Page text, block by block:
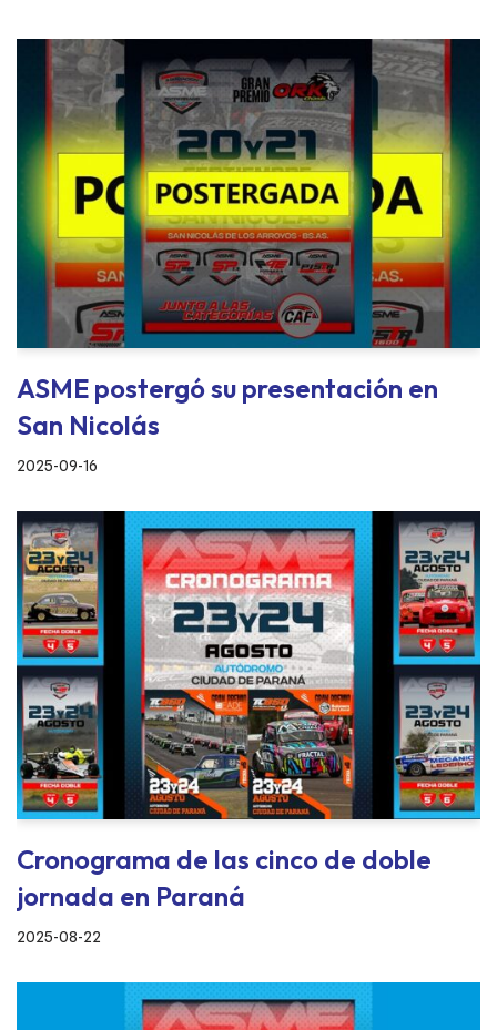
ASME postergó su presentación en
San Nicolás
2025-09-16
Cronograma de las cinco de doble
jornada en Paraná
2025-08-22